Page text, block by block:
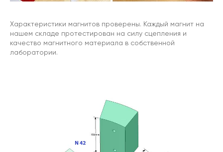
Характеристики магнитов проверены. Каждый магнит на
нашем складе протестирован на силу сцепления и
качество магнитного материала в собственной
лаборатории.